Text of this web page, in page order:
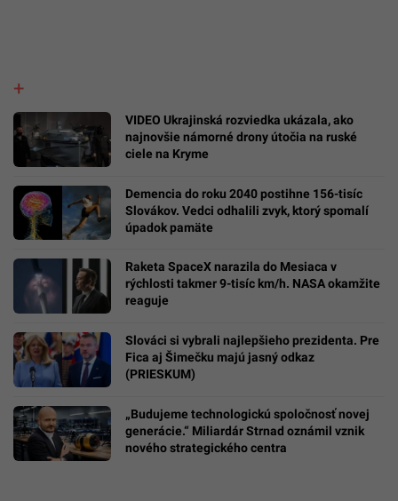
VIDEO Ukrajinská rozviedka ukázala, ako
najnovšie námorné drony útočia na ruské
ciele na Kryme
Demencia do roku 2040 postihne 156-tisíc
Slovákov. Vedci odhalili zvyk, ktorý spomalí
úpadok pamäte
Raketa SpaceX narazila do Mesiaca v
rýchlosti takmer 9-tisíc km/h. NASA okamžite
reaguje
Slováci si vybrali najlepšieho prezidenta. Pre
Fica aj Šimečku majú jasný odkaz
(PRIESKUM)
„Budujeme technologickú spoločnosť novej
generácie.“ Miliardár Strnad oznámil vznik
nového strategického centra